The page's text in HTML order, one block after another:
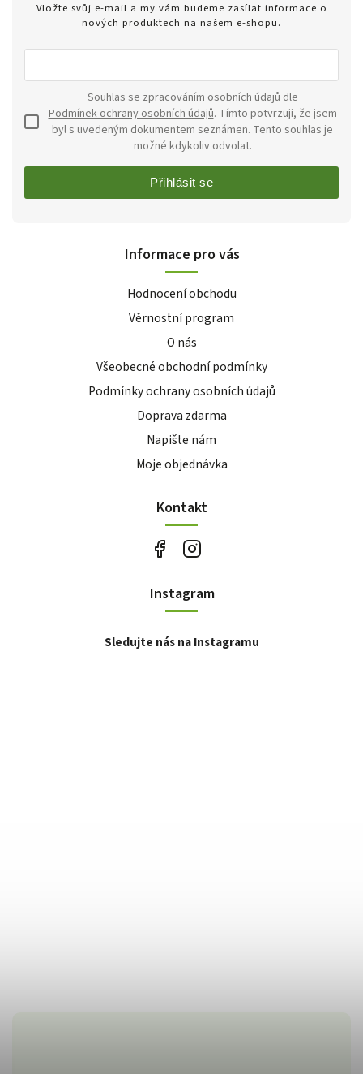
Vložte svůj e-mail a my vám budeme zasílat informace o
nových produktech na našem e-shopu.
Podmínek ochrany osobních údajů. Tímto potvrzuji, že jsem
byl s uvedeným dokumentem seznámen. Tento souhlas je
možné kdykoliv odvolat.
Přihlásit se
Informace pro vás
Hodnocení obchodu
Věrnostní program
O nás
Všeobecné obchodní podmínky
Podmínky ochrany osobních údajů
Doprava zdarma
Napište nám
Moje objednávka
Kontakt
Instagram
Sledujte nás na Instagramu